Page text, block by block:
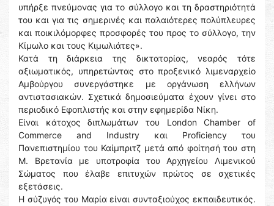
υπήρξε πνεύμονας για το σύλλογο και τη δραστηριότητά
του και για τις σημερινές και παλαιότερες πολύπλευρες
και ποικιλόμορφες προσφορές του προς το σύλλογο, την
Κίμωλο και τους Κιμωλιάτες».
Κατά τη διάρκεια της δικτατορίας, νεαρός τότε
αξιωματικός, υπηρετώντας στο προξενικό λιμεναρχείο
Αμβούργου συνεργάστηκε με οργάνωση ελλήνων
αντιστασιακών. Σχετικά δημοσιεύματα έχουν γίνει στο
περιοδικό Εφοπλιστής και στην εφημερίδα Νίκη.
Είναι κάτοχoς διπλωμάτων του London Chamber of
Commerce and Industry και Proficiency του
Πανεπιστημίου του Καίμπριτζ μετά από φοίτησή του στη
Μ. Βρετανία με υποτροφία του Αρχηγείου Λιμενικού
Σώματος που έλαβε επιτυχών πρώτος σε σχετικές
εξετάσεις.
Η σύζυγός του Μαρία είναι συνταξιούχος εκπαιδευτικός.